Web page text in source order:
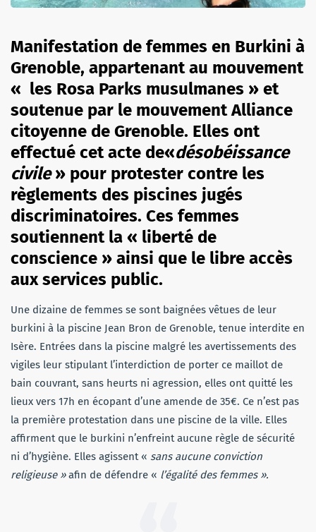
Manifestation de femmes en Burkini à
Grenoble, appartenant au mouvement
« les Rosa Parks musulmanes » et
soutenue par le mouvement Alliance
citoyenne de Grenoble. Elles ont
effectué cet acte de«désobéissance
civile» pour protester contre les
règlements des piscines jugés
discriminatoires. Ces femmes
soutiennent la « liberté de
conscience » ainsi que le libre accès
aux services public.
Une dizaine de femmes se sont baignées vêtues de leur
burkini à la piscine Jean Bron de Grenoble, tenue interdite en
Isère. Entrées dans la piscine malgré les avertissements des
vigiles leur stipulant l’interdiction de porter ce maillot de
bain couvrant, sans heurts ni agression, elles ont quitté les
lieux vers 17h en écopant d’une amende de 35€. Ce n’est pas
la première protestation dans une piscine de la ville. Elles
affirment que le burkini n’enfreint aucune règle de sécurité
ni d’hygiène. Elles agissent « sans aucune conviction
religieuse »afin de défendre « l’égalité des femmes ».